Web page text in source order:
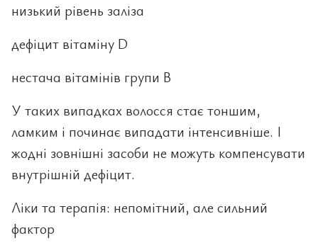
низький рівень заліза
дефіцит вітаміну D
нестача вітамінів групи B
У таких випадках волосся стає тоншим,
ламким і починає випадати інтенсивніше. І
жодні зовнішні засоби не можуть компенсувати
внутрішній дефіцит.
Ліки та терапія: непомітний, але сильний
фактор